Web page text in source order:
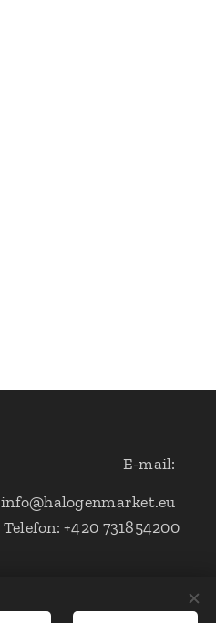
E-mail:
info@halogenmarket.eu
Telefon: +420 731854200